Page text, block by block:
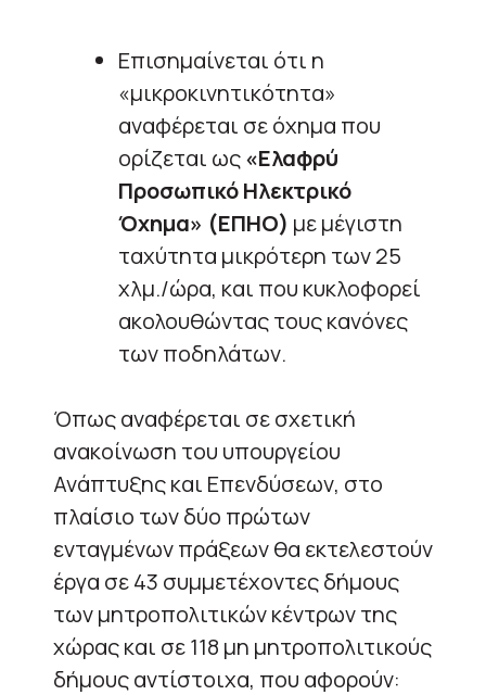
Επισημαίνεται ότι η
«μικροκινητικότητα»
αναφέρεται σε όχημα που
ορίζεται ως«Ελαφρύ
Προσωπικό Ηλεκτρικό
Όχημα» (ΕΠΗΟ) με μέγιστη
ταχύτητα μικρότερη των 25
χλμ./ώρα, και που κυκλοφορεί
ακολουθώντας τους κανόνες
των ποδηλάτων.
Όπως αναφέρεται σε σχετική
ανακοίνωση του υπουργείου
Ανάπτυξης και Επενδύσεων, στο
πλαίσιο των δύο πρώτων
ενταγμένων πράξεων θα εκτελεστούν
έργα σε 43 συμμετέχοντες δήμους
των μητροπολιτικών κέντρων της
χώρας και σε 118 μη μητροπολιτικούς
δήμους αντίστοιχα, που αφορούν: